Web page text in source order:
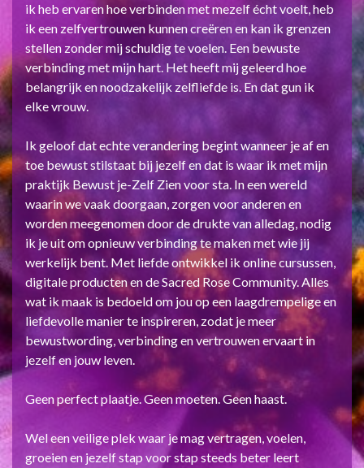
ik heb ervaren hoe verbinden met mezelf écht voelt, heb
ik een zelfvertrouwen kunnen creëren en kan ik grenzen
stellen zonder mij schuldig te voelen. Een bewuste
verbinding met mijn hart. Het heeft mij geleerd hoe
belangrijk en noodzakelijk zelfliefde is. En dat gun ik
elke vrouw.
Ik geloof dat echte verandering begint wanneer je af en
toe bewust stilstaat bij jezelf en dat is waar ik met mijn
praktijk Bewust je-Zelf Zien voor sta. In een wereld
waarin we vaak doorgaan, zorgen voor anderen en
worden meegenomen door de drukte van alledag, nodig
ik je uit om opnieuw verbinding te maken met wie jij
werkelijk bent. Met liefde ontwikkel ik online cursussen,
digitale producten en de Sacred Rose Community. Alles
wat ik maak is bedoeld om jou op een laagdrempelige en
liefdevolle manier te inspireren, zodat je meer
bewustwording, verbinding en vertrouwen ervaart in
jezelf en jouw leven.
Geen perfect plaatje. Geen moeten. Geen haast.
Wel een veilige plek waar je mag vertragen, voelen,
groeien en jezelf stap voor stap steeds beter leert